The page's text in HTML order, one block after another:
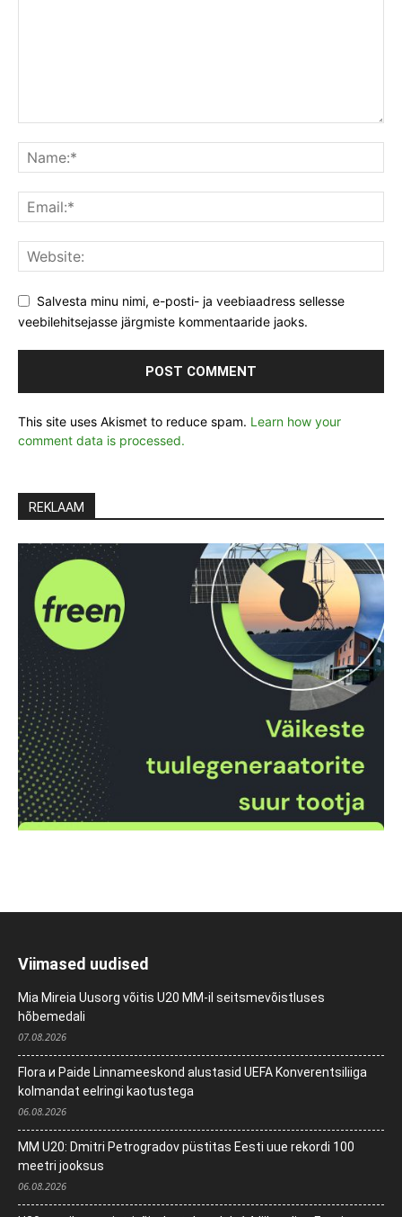
Salvesta minu nimi, e-posti- ja veebiaadress sellesse
veebilehitsejasse järgmiste kommentaaride jaoks.
This site uses Akismet to reduce spam. Learn how your
comment data is processed.
REKLAAM
Viimased uudised
Mia Mireia Uusorg võitis U20 MM-il seitsmevõistluses
hõbemedali
07.08.2026
Flora и Paide Linnameeskond alustasid UEFA Konverentsiliiga
kolmandat eelringi kaotustega
06.08.2026
MM U20: Dmitri Petrogradov püstitas Eesti uue rekordi 100
meetri jooksus
06.08.2026